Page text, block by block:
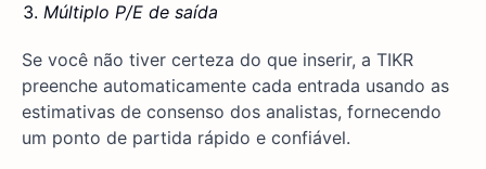
Múltiplo P/E de saída
Se você não tiver certeza do que inserir, a TIKR
preenche automaticamente cada entrada usando as
estimativas de consenso dos analistas, fornecendo
um ponto de partida rápido e confiável.